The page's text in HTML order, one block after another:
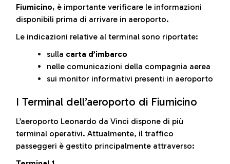
Fiumicino, è importante verificare le informazioni
disponibili prima di arrivare in aeroporto.
Le indicazioni relative al terminal sono riportate:
sulla carta d’imbarco
nelle comunicazioni della compagnia aerea
sui monitor informativi presenti in aeroporto
I Terminal dell’aeroporto di Fiumicino
L’aeroporto Leonardo da Vinci dispone di più
terminal operativi. Attualmente, il traffico
passeggeri è gestito principalmente attraverso: